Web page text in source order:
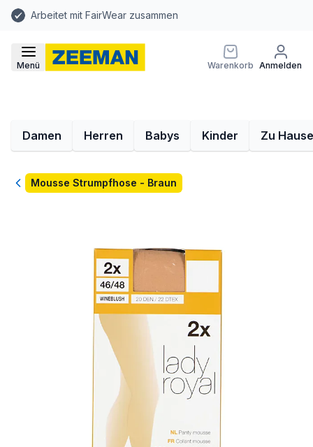
Arbeitet mit FairWear zusammen
Menü Warenkorb Anmelden
Damen Herren Babys Kinder Zu Hause
ZurückMousse Strumpfhose - Braun